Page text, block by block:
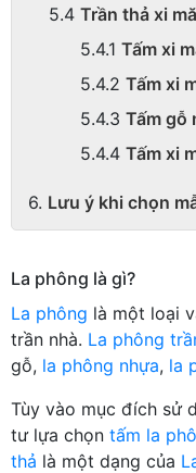
Trần thả xi
Tấm xi
Tấm xi
Tấm gỗ
Tấm xi
Lưu ý khi chọn
La phông là gì?
La phông là một loại
trần nhà. La phông
gỗ, la phông nhựa, la
Tùy vào mục đích sử
tư lựa chọn tấm la
thả là một dạng của